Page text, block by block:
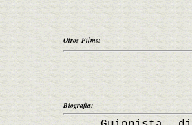
Otros Films:
Biografía: